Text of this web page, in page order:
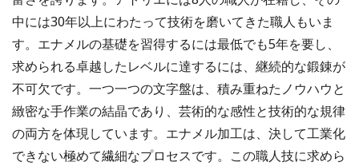
中には30年以上にわたって技術を磨いてきた職人もいま
す。エナメルの基礎を習得するには最低でも5年を要し、
求められる卓越したレベルに達するには、継続的な鍛錬が
不可欠です。一つ一つの文字盤は、積み重ねたノウハウと
緻密な手作業の結晶であり、芸術的な感性と技術的な規律
の両方を体現しています。エナメル加工は、決して工業化
できない極めて繊細なプロセスです。この職人技に求めら